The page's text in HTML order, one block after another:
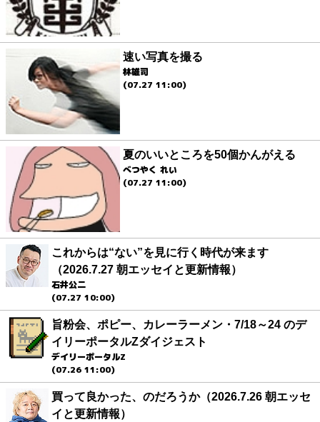
速い写真を撮る
林雄司
(07.27 11:00)
夏のいいところを50個かんがえる
べつやく れい
(07.27 11:00)
これからは“ない”を見に行く時代が来ます
（2026.7.27 朝エッセイと更新情報）
石井公二
(07.27 10:00)
旨粉会、ポピー、カレーラーメン・7/18～24 のデ
イリーポータルZダイジェスト
デイリーポータルZ
(07.26 11:00)
買って良かった、のだろうか（2026.7.26 朝エッセ
イと更新情報）